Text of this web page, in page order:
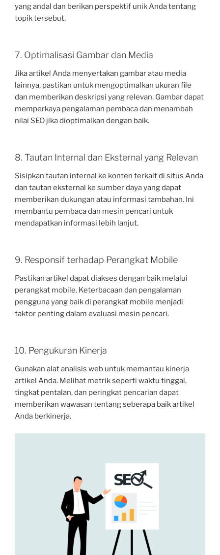
yang andal dan berikan perspektif unik Anda tentang
topik tersebut.
7. Optimalisasi Gambar dan Media
Jika artikel Anda menyertakan gambar atau media
lainnya, pastikan untuk mengoptimalkan ukuran file
dan memberikan deskripsi yang relevan. Gambar dapat
memperkaya pengalaman pembaca dan menambah
nilai SEO jika dioptimalkan dengan baik.
8. Tautan Internal dan Eksternal yang Relevan
Sisipkan tautan internal ke konten terkait di situs Anda
dan tautan eksternal ke sumber daya yang dapat
memberikan dukungan atau informasi tambahan. Ini
membantu pembaca dan mesin pencari untuk
mendapatkan informasi lebih lanjut.
9. Responsif terhadap Perangkat Mobile
Pastikan artikel dapat diakses dengan baik melalui
perangkat mobile. Keterbacaan dan pengalaman
pengguna yang baik di perangkat mobile menjadi
faktor penting dalam evaluasi mesin pencari.
10. Pengukuran Kinerja
Gunakan alat analisis web untuk memantau kinerja
artikel Anda. Melihat metrik seperti waktu tinggal,
tingkat pentalan, dan peringkat pencarian dapat
memberikan wawasan tentang seberapa baik artikel
Anda berkinerja.